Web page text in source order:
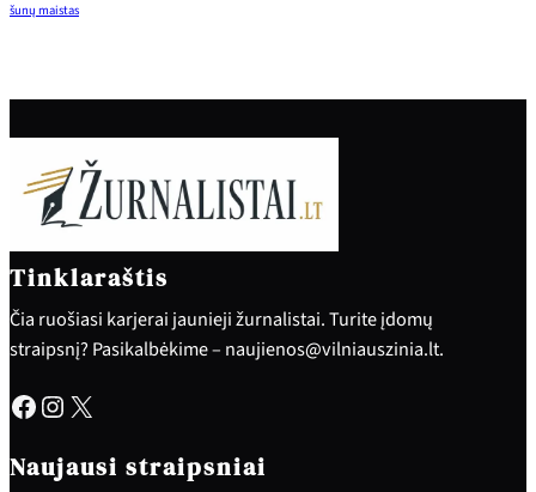
šunų maistas
Tinklaraštis
Čia ruošiasi karjerai jaunieji žurnalistai. Turite įdomų
straipsnį? Pasikalbėkime – naujienos@vilniauszinia.lt.
Facebook Instagram X
Naujausi straipsniai